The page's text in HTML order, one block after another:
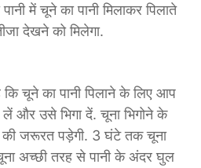
में चूने का पानी मिलाकर पिलाते
देखने को मिलेगा.
कि चूने का पानी पिलाने के लिए आप
और उसे भिगा दें. चूना भिगोने के
की जरूरत पड़ेगी. 3 घंटे तक चूना
अच्छी तरह से पानी के अंदर घुल